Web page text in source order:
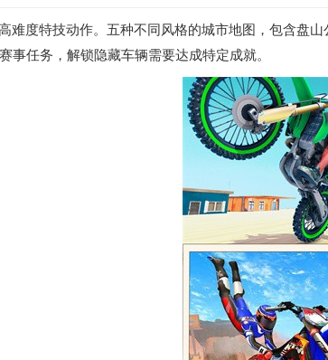
难度特技动作。五种不同风格的城市地图，包含盘
事任务，解锁隐藏车辆需要达成特定成就。